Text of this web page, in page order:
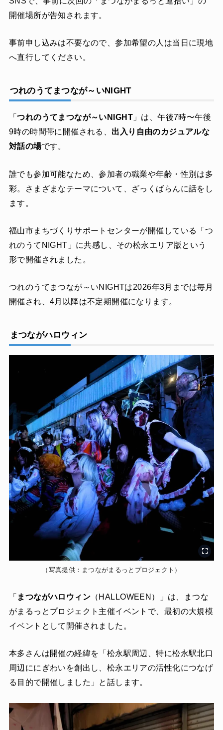
開催場所が告知されます。
事前申し込みは不要なので、参加希望の人は当日に現地
へ直行してください。
つれのうてまつなが～いNIGHT
「つれのうてまつなが～いNIGHT」は、午後7時〜午後
9時の時間帯に開催される、 出入り自由のカジュアルな
対話の場です。
誰でも参加可能なため、参加者の職業や年齢・性別は多
彩。さまざまなテーマについて、ざっくばらんに話をし
ます。
福山市まちづくりサポートセンターが開催している「つ
れのうてNIGHT」に共感し、その松永エリア版という
形で開催されました。
つれのうてまつなが～いNIGHTは2026年3月までは毎月
開催され、4月以降は不定期開催になります。
まつながハロウィン
（写真提供：まつながまるっとプロジェクト）
「 まつながハロウィン （HALLOWEEN）」は、まつな
がまるっとプロジェクト主催イベントで、最初の大規模
イベントとして開催されました。
本多さんは開催の経緯を「松永駅周辺、特に松永駅北口
周辺ににぎわいを創出し、松永エリアの活性化につなげ
る目的で開催しました」と話します。